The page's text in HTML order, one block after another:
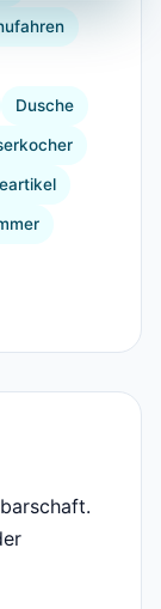
Dusche